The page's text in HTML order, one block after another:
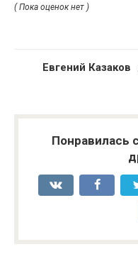
( Пока оценок нет )
Евгений Казаков
Понравилась